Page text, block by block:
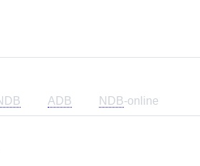
ADB NDB-online